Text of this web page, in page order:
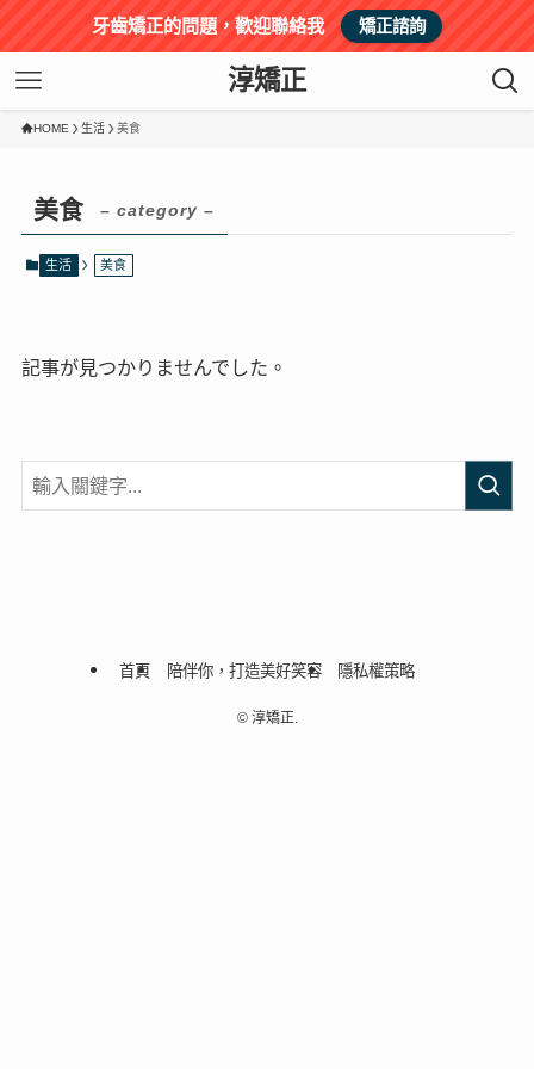
牙齒矯正的問題，歡迎聯絡我 矯正諮詢
淳矯正
HOME 生活 美食
美食 – category –
生活 美食
記事が見つかりませんでした。
首頁 陪伴你，打造美好笑容 隱私權策略
©淳矯正.